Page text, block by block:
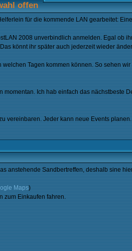
offen
für die kommende LAN gearbeitet: Eine
2008 unverbindlich anmelden. Egal ob
könnt ihr später auch jederzeit wieder
Tagen kommen können. So sehen
Ich hab einfach das nächstbeste
vereinbaren. Jeder kann neue Events planen.
anstehende Sandbertreffen, deshalb sine
Maps)
zum Einkaufen fahren.